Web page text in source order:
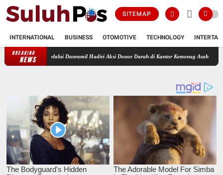
SITEMAP
INTERNATIONAL BUSINESS OTOMOTIVE TECHNOLOGY
BREAKING
NEWS
Melalui Danramil Hadiri Aksi Donor Darah di Kantor Kemenag Asahan Babinsa